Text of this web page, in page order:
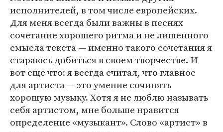
исполнителей, в том числе европейских.
Для меня всегда были важны в песнях
сочетание хорошего ритма и не лишенного
смысла текста — именно такого сочетания я
стараюсь добиться в своем творчестве. И
вот еще что: я всегда считал, что главное
для артиста — это умение сочинять
хорошую музыку. Хотя я не люблю называть
себя артистом, мне больше нравится
определение «музыкант». Слово «артист» в